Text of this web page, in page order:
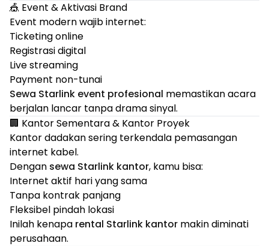
🎪 Event & Aktivasi Brand
Event modern wajib internet:
Ticketing online
Registrasi digital
Live streaming
Payment non-tunai
Sewa Starlink event profesional memastikan acara
berjalan lancar tanpa drama sinyal.
🏢 Kantor Sementara & Kantor Proyek
Kantor dadakan sering terkendala pemasangan
internet kabel.
Dengan sewa Starlink kantor, kamu bisa:
Internet aktif hari yang sama
Tanpa kontrak panjang
Fleksibel pindah lokasi
Inilah kenapa rental Starlink kantor makin diminati
perusahaan.